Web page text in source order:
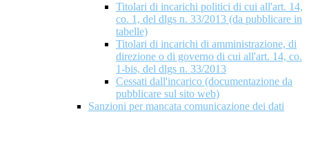
Titolari di incarichi politici di cui all'art. 14,
co. 1, del dlgs n. 33/2013 (da pubblicare in
tabelle)
Titolari di incarichi di amministrazione, di
direzione o di governo di cui all'art. 14, co.
1-bis, del dlgs n. 33/2013
Cessati dall'incarico (documentazione da
pubblicare sul sito web)
Sanzioni per mancata comunicazione dei dati